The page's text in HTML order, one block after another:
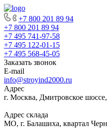
+7 800 201 89 94
+7 800 201 89 94
+7 495 741-97-58
+7 495 122-01-15
+7 495 568-45-05
Заказать звонок
E-mail
info@stroyind2000.ru
Адрес
г. Москва, Дмитровское
Адрес склада
МО, г. Балашиха, квартал